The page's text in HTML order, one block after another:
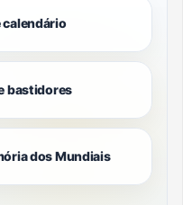
calendário
bastidores
dos Mundiais